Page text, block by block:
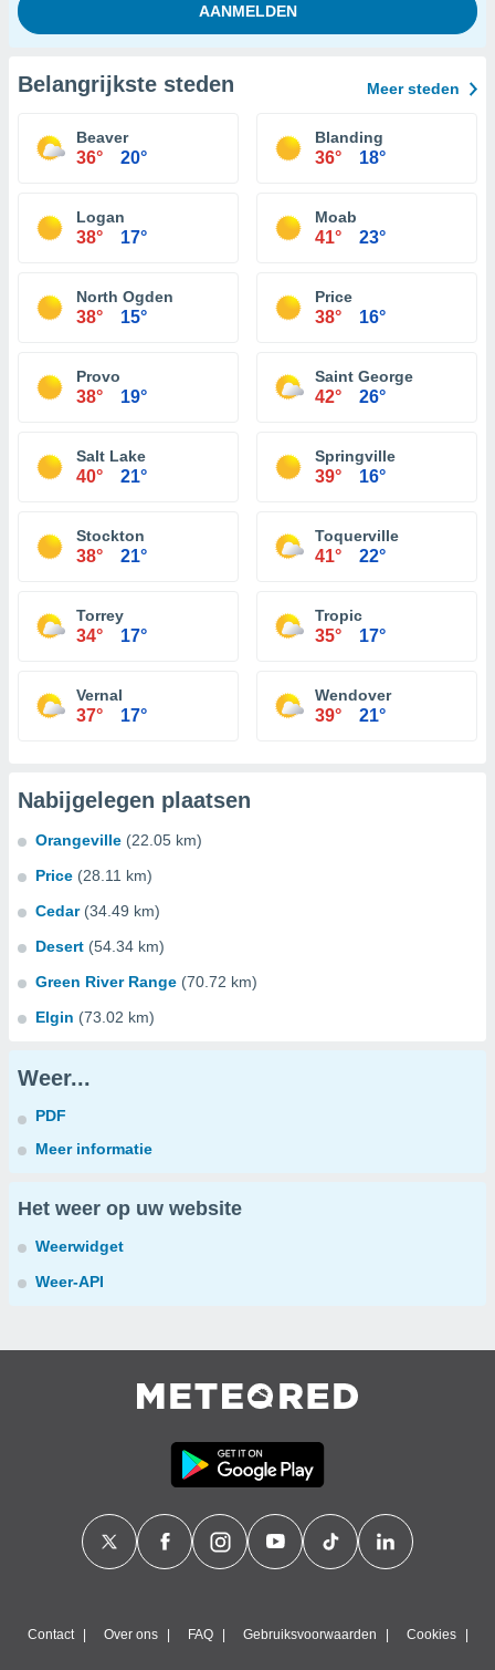
Belangrijkste steden Meer steden
Beaver
36° 20°
Blanding
36° 18°
Logan
38° 17°
Moab
41° 23°
North Ogden
38° 15°
Price
38° 16°
Provo
38° 19°
Saint George
42° 26°
Salt Lake
40° 21°
Springville
39° 16°
Stockton
38° 21°
Toquerville
41° 22°
Torrey
34° 17°
Tropic
35° 17°
Vernal
37° 17°
Wendover
39° 21°
Nabijgelegen plaatsen
Orangeville (22.05 km)
Price (28.11 km)
Cedar (34.49 km)
Desert (54.34 km)
Green River Range (70.72 km)
Elgin (73.02 km)
Weer...
PDF
Meer informatie
Het weer op uw website
Weerwidget
Weer-API
Contact Over ons FAQ Gebruiksvoorwaarden Cookies